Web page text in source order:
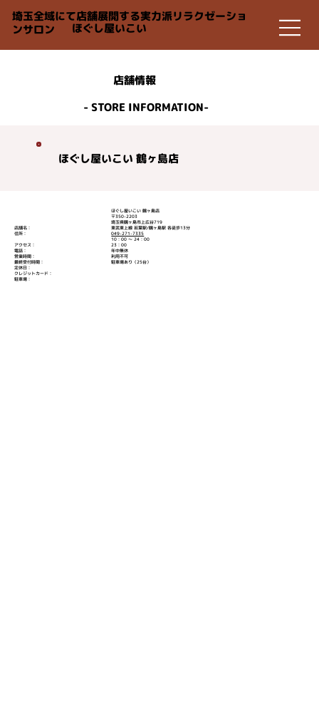
埼玉全域にて店舗展開する実力派リラクゼーショ
ンサロン
ほぐし屋いこい
店舗情報
- STORE INFORMATION-
ほぐし屋いこい 鶴ヶ島店
店舗名：
住所：
​アクセス：
電話：
営業時間：
最終受付時間：
定休日：
クレジットカード：
駐車場：
ほぐし屋いこい 鶴ヶ島店
〒350-2203
埼玉県鶴ヶ島市上広谷719
東武東上線 若葉駅/鶴ヶ島駅 各徒歩13分
049-271-7335
10：00 ～ 24：00
23：00
年中無休
利用不可
駐車場あり（25台）